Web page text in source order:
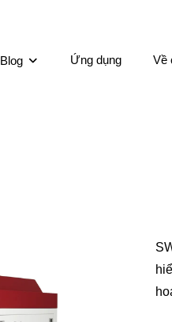
Blog Ứng dụng Về